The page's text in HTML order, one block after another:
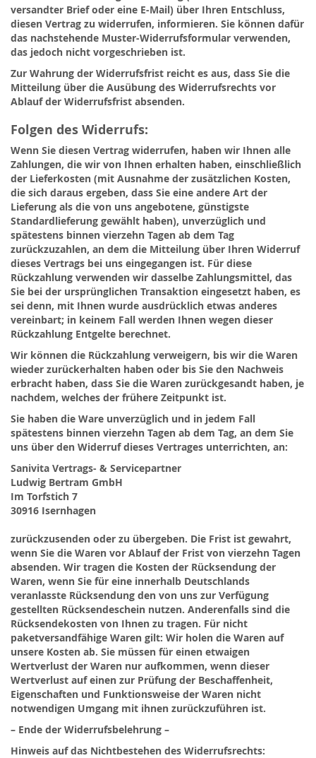
versandter Brief oder eine E-Mail) über Ihren Entschluss,
diesen Vertrag zu widerrufen, informieren. Sie können dafür
das nachstehende Muster-Widerrufsformular verwenden,
das jedoch nicht vorgeschrieben ist.
Zur Wahrung der Widerrufsfrist reicht es aus, dass Sie die
Mitteilung über die Ausübung des Widerrufsrechts vor
Ablauf der Widerrufsfrist absenden.
Folgen des Widerrufs:
Wenn Sie diesen Vertrag widerrufen, haben wir Ihnen alle
Zahlungen, die wir von Ihnen erhalten haben, einschließlich
der Lieferkosten (mit Ausnahme der zusätzlichen Kosten,
die sich daraus ergeben, dass Sie eine andere Art der
Lieferung als die von uns angebotene, günstigste
Standardlieferung gewählt haben), unverzüglich und
spätestens binnen vierzehn Tagen ab dem Tag
zurückzuzahlen, an dem die Mitteilung über Ihren Widerruf
dieses Vertrags bei uns eingegangen ist. Für diese
Rückzahlung verwenden wir dasselbe Zahlungsmittel, das
Sie bei der ursprünglichen Transaktion eingesetzt haben, es
sei denn, mit Ihnen wurde ausdrücklich etwas anderes
vereinbart; in keinem Fall werden Ihnen wegen dieser
Rückzahlung Entgelte berechnet.
Wir können die Rückzahlung verweigern, bis wir die Waren
wieder zurückerhalten haben oder bis Sie den Nachweis
erbracht haben, dass Sie die Waren zurückgesandt haben, je
nachdem, welches der frühere Zeitpunkt ist.
Sie haben die Ware unverzüglich und in jedem Fall
spätestens binnen vierzehn Tagen ab dem Tag, an dem Sie
uns über den Widerruf dieses Vertrages unterrichten, an:
Sanivita Vertrags- & Servicepartner
Ludwig Bertram GmbH
Im Torfstich 7
30916 Isernhagen
zurückzusenden oder zu übergeben. Die Frist ist gewahrt,
wenn Sie die Waren vor Ablauf der Frist von vierzehn Tagen
absenden. Wir tragen die Kosten der Rücksendung der
Waren, wenn Sie für eine innerhalb Deutschlands
veranlasste Rücksendung den von uns zur Verfügung
gestellten Rücksendeschein nutzen. Anderenfalls sind die
Rücksendekosten von Ihnen zu tragen. Für nicht
paketversandfähige Waren gilt: Wir holen die Waren auf
unsere Kosten ab. Sie müssen für einen etwaigen
Wertverlust der Waren nur aufkommen, wenn dieser
Wertverlust auf einen zur Prüfung der Beschaffenheit,
Eigenschaften und Funktionsweise der Waren nicht
notwendigen Umgang mit ihnen zurückzuführen ist.
– Ende der Widerrufsbelehrung –
Hinweis auf das Nichtbestehen des Widerrufsrechts: